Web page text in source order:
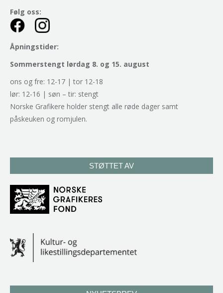
Følg oss:
Åpningstider:
Sommerstengt lørdag 8. og 15. august
ons og fre: 12-17 | tor 12-18
lør: 12-16 | søn – tir: stengt
Norske Grafikere holder stengt alle røde dager samt
påskeuken og romjulen.
STØTTET AV